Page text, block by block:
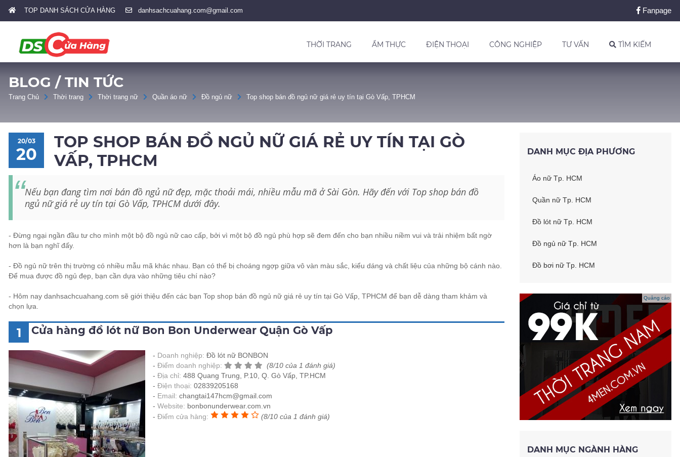
TOP DANH SÁCH CỬA HÀNG danhsachcuahang.com@gmail.com Fanpage
THỜI TRANG ẨM THỰC ĐIỆN THOẠI CÔNG NGHIỆP TƯ VẤN TÌM KIẾM
BLOG / TIN TỨC
Trang Chủ Thời trang Thời trang nữ Quần áo nữ Đồ ngủ nữ Top shop bán đồ ngủ nữ giá rẻ uy tín tại Gò Vấp, TPHCM
20/03
20
TOP SHOP BÁN ĐỒ NGỦ NỮ GIÁ RẺ UY TÍN TẠI GÒ
VẤP, TPHCM
Nếu bạn đang tìm nơi bán đồ ngủ nữ đẹp, mặc thoải mái, nhiều mẫu mã ở Sài Gòn. Hãy đến với Top shop bán đồ
ngủ nữ giá rẻ uy tín tại Gò Vấp, TPHCM dưới đây.
- Đừng ngại ngần đầu tư cho mình một bộ đồ ngủ nữ cao cấp, bởi vì một bộ đồ ngủ phù hợp sẽ đem đến cho bạn nhiều niềm vui và trải nhiệm bất ngờ
hơn là bạn nghĩ đấy.
- Đồ ngủ nữ trên thị trường có nhiều mẫu mã khác nhau. Bạn có thể bị choáng ngợp giữa vô vàn màu sắc, kiểu dáng và chất liệu của những bộ cánh nào.
Để mua được đồ ngủ đẹp, bạn cần dựa vào những tiêu chí nào?
- Hôm nay danhsachcuahang.com sẽ giới thiệu đến các bạn Top shop bán đồ ngủ nữ giá rẻ uy tín tại Gò Vấp, TPHCM để bạn dễ dàng tham khảm và
chọn lựa.
1 Cửa hàng đồ lót nữ Bon Bon Underwear Quận Gò Vấp
Doanh nghiệp: Đồ lót nữ BONBON
Điểm doanh nghiệp:
(8/10 của 1 đánh giá)
Địa chỉ: 488 Quang Trung, P.10, Q. Gò Vấp, TP.HCM
Điện thoại: 02839205168
Email: changtai147hcm@gmail.com
Website: bonbonunderwear.com.vn
Điểm cửa hàng:
(8/10 của 1 đánh giá)
DANH MỤC ĐỊA PHƯƠNG
Áo nữ Tp. HCM
Quần nữ Tp. HCM
Đồ lót nữ Tp. HCM
Đồ ngủ nữ Tp. HCM
Đồ bơi nữ Tp. HCM
Quảng cáo
DANH MỤC NGÀNH HÀNG